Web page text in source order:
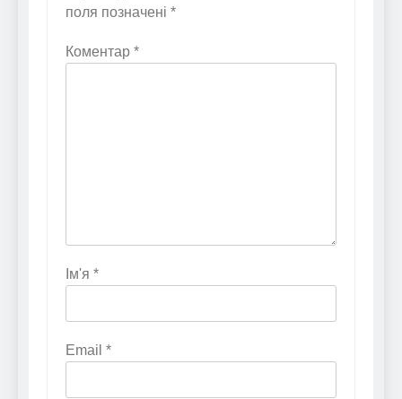
поля позначені *
Коментар *
Ім'я *
Email *